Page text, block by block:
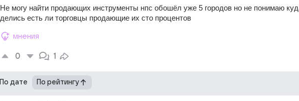
Не могу найти продающих инструменты нпс обошёл уже 5 городов но не понимаю
делись есть ли торговцы продающие их сто процентов
мнения
0 1
По дате По рейтингу